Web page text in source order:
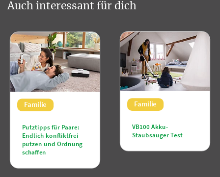
Auch interessant für dich
Familie
Putztipps für Paare:
Endlich konfliktfrei
putzen und Ordnung
schaffen
Familie
VB100 Akku-
Staubsauger Test